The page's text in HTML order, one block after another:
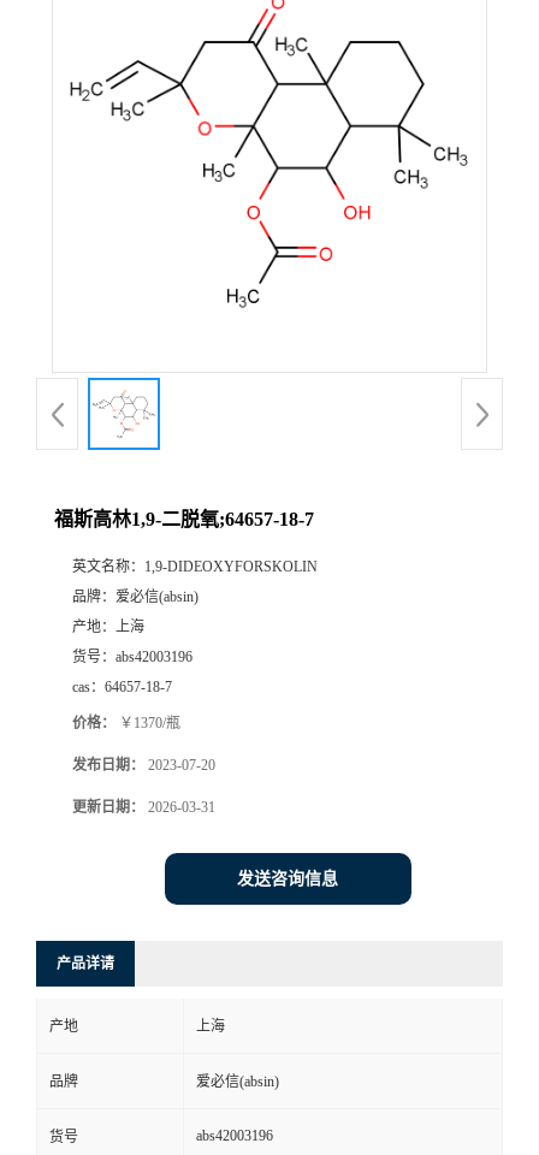
福斯高林1,9-二脱氧;64657-18-7
英文名称： 1,9-DIDEOXYFORSKOLIN
品牌： 爱必信(absin)
产地： 上海
货号： abs42003196
cas： 64657-18-7
价格： ￥1370/瓶
发布日期： 2023-07-20
更新日期： 2026-03-31
发送咨询信息
产品详请
产地 上海
品牌 爱必信(absin)
货号 abs42003196